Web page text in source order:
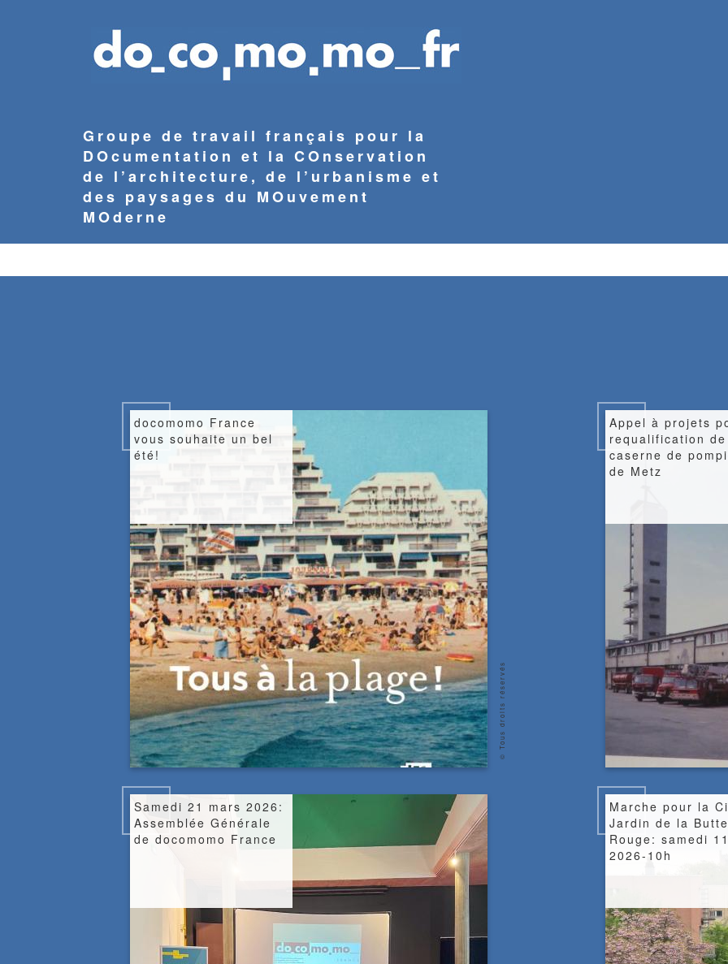
Groupe de travail français pour la
DOcumentation et la COnservation
de l’architecture, de l’urbanisme et
des paysages du MOuvement
MOderne
docomomo France
vous souhaite un bel
été!
Image
© Tous droits réservés
Appel à projets
requalification
caserne de
de Metz
Image
Samedi 21 mars 2026:
Assemblée Générale
de docomomo France
Image
Marche pour la
Jardin de la
Rouge: samedi
2026-10h
Image